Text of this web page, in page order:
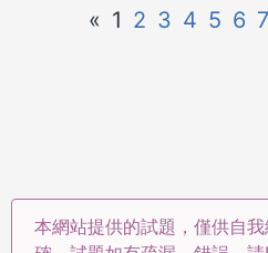
« 1 2 3 4 5 6 7
本網站提供的試題，僅供自